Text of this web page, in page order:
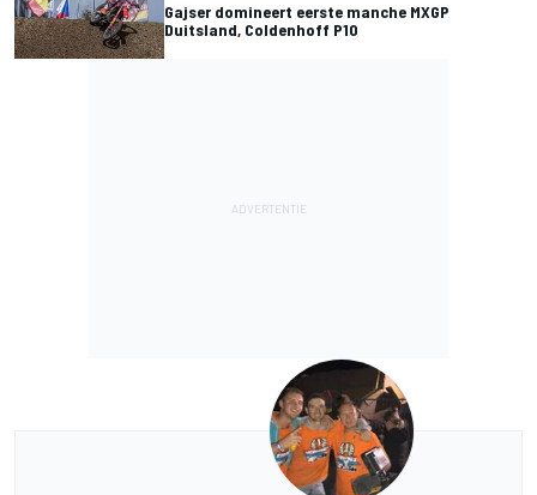
Gajser domineert eerste manche MXGP
Duitsland, Coldenhoff P10